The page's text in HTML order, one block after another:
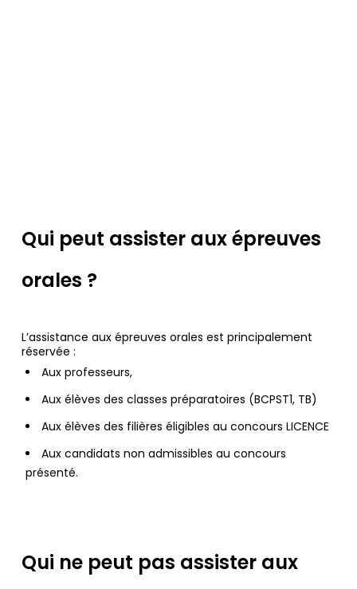
Qui peut assister aux épreuves
orales ?
L’assistance aux épreuves orales est principalement
réservée :
Aux professeurs,
Aux élèves des classes préparatoires (BCPST1, TB)
Aux élèves des filières éligibles au concours LICENCE
Aux candidats non admissibles au concours
présenté.
Qui ne peut pas assister aux